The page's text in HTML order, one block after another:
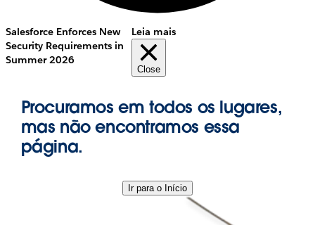
Salesforce Enforces New
Security Requirements in
Summer 2026
Leia mais
Close
Procuramos em todos os lugares,
mas não encontramos essa
página.
Ir para o Início